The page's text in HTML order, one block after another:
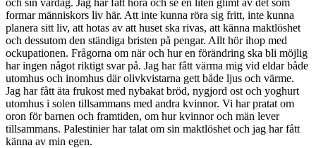
formar människors liv här. Att inte kunna röra sig fritt, inte kunna
planera sitt liv, att hotas av att huset ska rivas, att känna maktlöshet
och dessutom den ständiga bristen på pengar. Allt hör ihop med
ockupationen. Frågorna om när och hur en förändring ska bli möjlig
har ingen något riktigt svar på. Jag har fått värma mig vid eldar både
utomhus och inomhus där olivkvistarna gett både ljus och värme.
Jag har fått äta frukost med nybakat bröd, nygjord ost och yoghurt
utomhus i solen tillsammans med andra kvinnor. Vi har pratat om
oron för barnen och framtiden, om hur kvinnor och män lever
tillsammans. Palestinier har talat om sin maktlöshet och jag har fått
känna av min egen.